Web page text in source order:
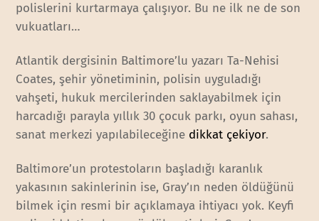
polislerini kurtarmaya çalışıyor. Bu ne ilk ne de son
vukuatları…
Atlantik dergisinin Baltimore’lu yazarı Ta-Nehisi
Coates, şehir yönetiminin, polisin uyguladığı
vahşeti, hukuk mercilerinden saklayabilmek için
harcadığı parayla yıllık 30 çocuk parkı, oyun sahası,
sanat merkezi yapılabileceğine dikkat çekiyor.
Baltimore’un protestoların başladığı karanlık
yakasının sakinlerinin ise, Gray’ın neden öldüğünü
bilmek için resmi bir açıklamaya ihtiyacı yok. Keyfi